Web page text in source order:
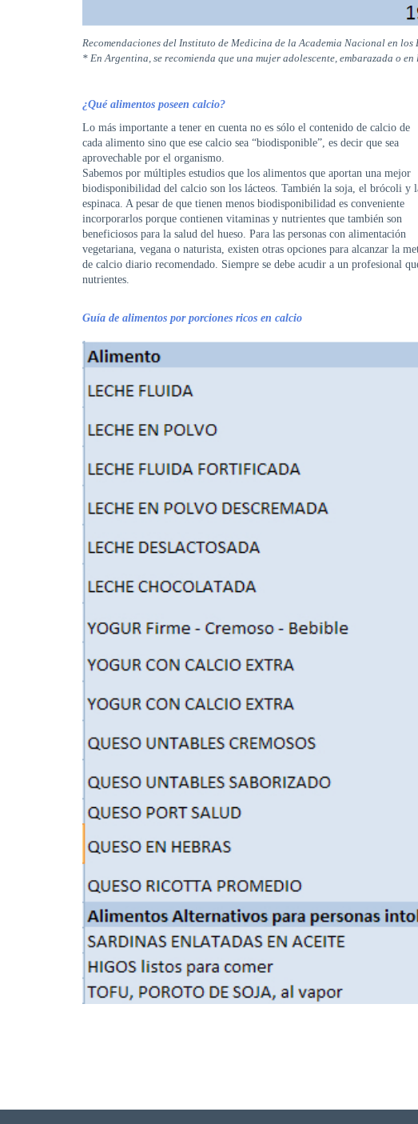
Recomendaciones del Instituto de Medicina de la Academia Nacional en los
* En Argentina, se recomienda que una mujer adolescente, embarazada o
¿Qué alimentos poseen calcio?
Lo más importante a tener en cuenta no es sólo el contenido de calcio de
cada alimento sino que ese calcio sea “biodisponible”, es decir que sea
aprovechable por el organismo.
Sabemos por múltiples estudios que los alimentos que aportan una mejor
biodisponibilidad del calcio son los lácteos. También la soja, el brócoli y
espinaca. A pesar de que tienen menos biodisponibilidad es conveniente
incorporarlos porque contienen vitaminas y nutrientes que también son
beneficiosos para la salud del hueso. Para las personas con alimentación
vegetariana, vegana o naturista, existen otras opciones para alcanzar la
de calcio diario recomendado. Siempre se debe acudir a un profesional
nutrientes.
Guía de alimentos por porciones ricos en calcio